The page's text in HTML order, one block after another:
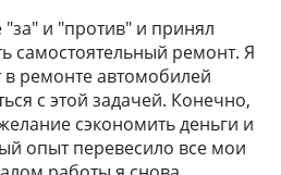
"за" и "против" и принял
самостоятельный ремонт. Я
ремонте автомобилей
с этой задачей. Конечно,
сэкономить деньги и
опыт перевесило все мои